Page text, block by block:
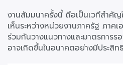
งานสัมมนาครั้งนี้ ถือเป็นเวทีสำคั
เห็นระหว่างหน่วยงานภาครัฐ ภาค
ร่วมกันวางแนวทางและมาตรการ
อาจเกิดขึ้นในอนาคตอย่างมีประสิท